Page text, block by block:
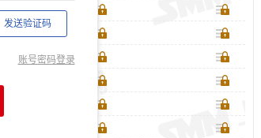
发送验证码
账号密码登录